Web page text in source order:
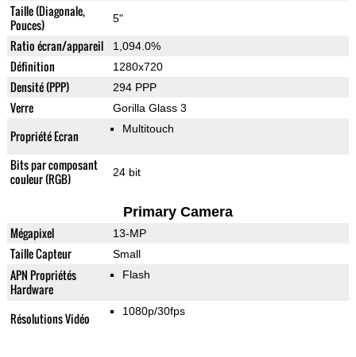
Taille (Diagonale,
Pouces)
5"
Ratio écran/appareil 1,094.0%
Définition 1280x720
Densité (PPP) 294 PPP
Verre Gorilla Glass 3
Propriété Ecran Multitouch
Bits par composant
couleur (RGB)
24 bit
Primary Camera
Mégapixel 13-MP
Taille Capteur Small
APN Propriétés
Hardware
Flash
Résolutions Vidéo 1080p/30fps